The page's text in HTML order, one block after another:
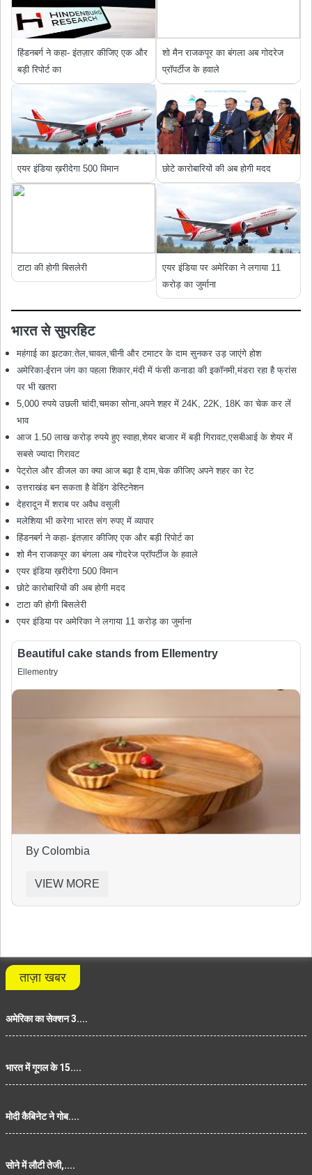
हिंडनबर्ग ने कहा- इंतज़ार कीजिए एक और
बड़ी रिपोर्ट का
शो मैन राजकपूर का बंगला अब गोदरेज
प्रॉपर्टीज के हवाले
एयर इंडिया ख़रीदेगा 500 विमान छोटे कारोबारियों की अब होगी मदद
टाटा की होगी बिसलेरी
एयर इंडिया पर अमेरिका ने लगाया 11
करोड़ का जुर्माना
भारत से सुपरहिट
महंगाई का झटका:तेल,चावल,चीनी और टमाटर के दाम सुनकर उड़ जाएंगे होश
अमेरिका-ईरान जंग का पहला शिकार,मंदी में फंसी कनाडा की इकॉनमी,मंडरा रहा है फ्रांस
पर भी खतरा
5,000 रुपये उछली चांदी,चमका सोना,अपने शहर में 24K, 22K, 18K का चेक कर लें
भाव
आज 1.50 लाख करोड़ रुपये हुए स्‍वाहा,शेयर बाजार में बड़ी गिरावट,एसबीआई के शेयर में
सबसे ज्यादा गिरावट
पेट्रोल और डीजल का क्या आज बढ़ा है दाम,चेक कीजिए अपने शहर का रेट
उत्तराखंड बन सकता है वेडिंग डेस्टिनेशन
देहरादून में शराब पर अवैध वसूली
मलेशिया भी करेगा भारत संग रुपए में व्यापार
हिंडनबर्ग ने कहा- इंतज़ार कीजिए एक और बड़ी रिपोर्ट का
शो मैन राजकपूर का बंगला अब गोदरेज प्रॉपर्टीज के हवाले
एयर इंडिया ख़रीदेगा 500 विमान
छोटे कारोबारियों की अब होगी मदद
टाटा की होगी बिसलेरी
एयर इंडिया पर अमेरिका ने लगाया 11 करोड़ का जुर्माना
Beautiful cake stands from Ellementry
Ellementry
By Colombia
VIEW MORE
ताज़ा खबर
अमेरिका का सेक्शन 3....
भारत में गूगल के 15....
मोदी कैबिनेट ने गोब....
सोने में लौटी तेजी,....